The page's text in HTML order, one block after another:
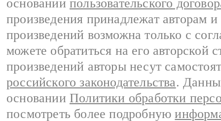
основании пользовательского
произведения принадлежат авторам
произведений возможна только с
можете обратиться на его авторской
произведений авторы несут
российского законодательства.
основании Политики обработки
посмотреть более подробную